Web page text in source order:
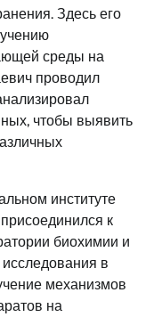
Здесь его
среды на
проводил
чтобы выявить
институте
к
биохимии и
в
механизмов
на